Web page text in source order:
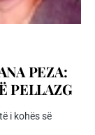
PEZA:
PELLAZG
i kohës së